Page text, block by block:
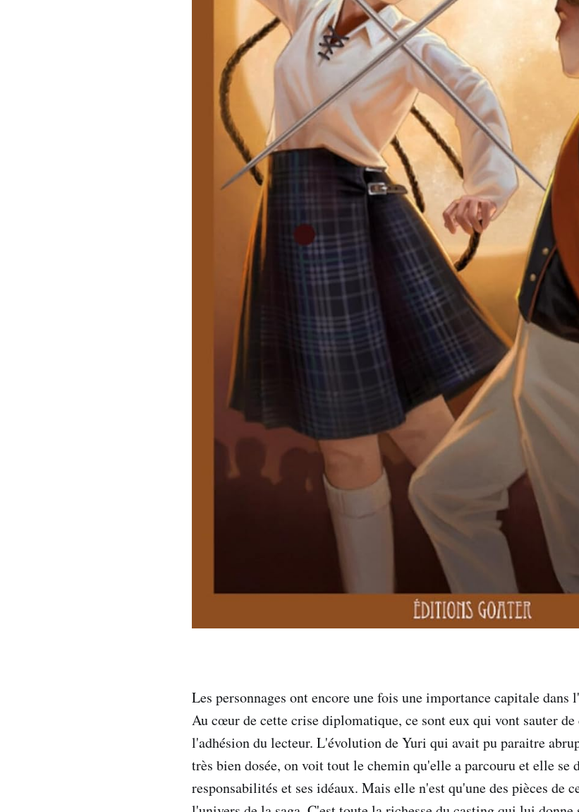
Les personnages ont encore une fois une importance capitale dans
Au cœur de cette crise diplomatique, ce sont eux qui vont sauter
l'adhésion du lecteur. L'évolution de Yuri qui avait pu paraitre
très bien dosée, on voit tout le chemin qu'elle a parcouru et elle se
responsabilités et ses idéaux. Mais elle n'est qu'une des pièces de